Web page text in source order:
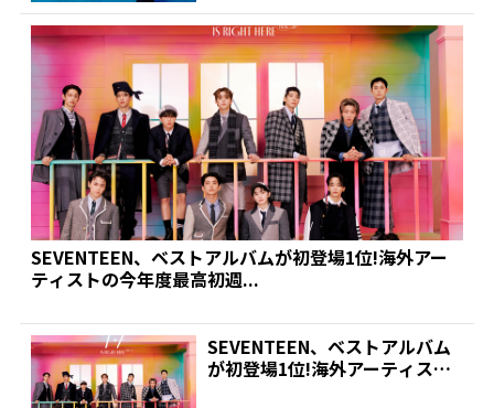
SEVENTEEN、ベストアルバムが初登場1位!海外アー
ティストの今年度最高初週...
SEVENTEEN、ベストアルバム
が初登場1位!海外アーティスト